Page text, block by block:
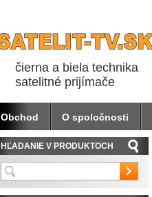
čierna a biela technika
satelitné prijímače
HĽADANIE V PRODUKTOCH
Obchod O spoločnosti